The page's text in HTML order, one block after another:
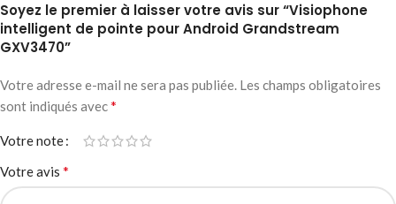
Soyez le premier à laisser votre avis sur “Visiophone
intelligent de pointe pour Android Grandstream
GXV3470”
Votre adresse e-mail ne sera pas publiée. Les champs obligatoires
sont indiqués avec*
Votre note
Votre avis *